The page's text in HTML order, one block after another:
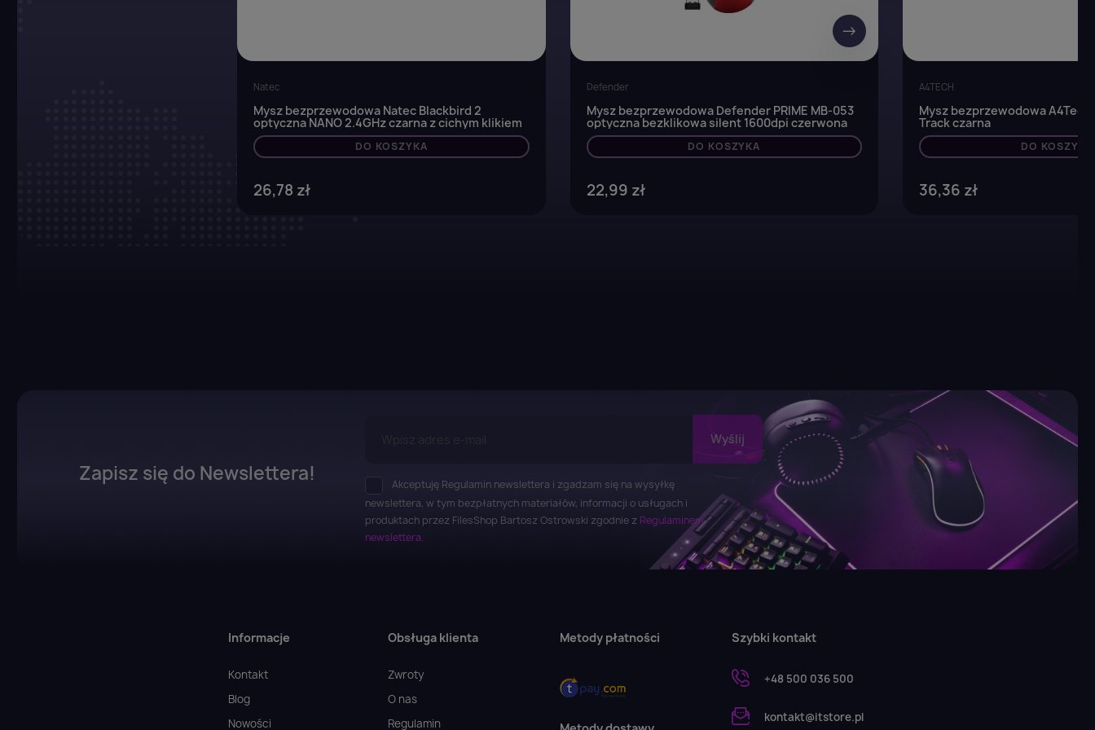
Natec
Mysz bezprzewodowa Natec Blackbird 2
optyczna NANO 2.4GHz czarna z cichym klikiem
DO KOSZYKA
26,78 zł
Defender
Mysz bezprzewodowa Defender PRIME MB-053
optyczna bezklikowa silent 1600dpi czerwona
DO KOSZYKA
22,99 zł
A4TECH
Mysz bezprzewodowa A4Tech
Track czarna
DO KOSZYKA
36,36 zł
→
Zapisz się do Newslettera!
Akceptuję Regulamin newslettera i zgadzam się na wysyłkę
newslettera, w tym bezpłatnych materiałów, informacji o usługach i
produktach przez FilesShop Bartosz Ostrowski zgodnie z Regulaminem
newslettera.
Informacje
Kontakt
Blog
Nowości
Obsługa klienta
Zwroty
O nas
Regulamin
Metody płatności Szybki kontakt
+48 500 036 500
kontakt@itstore.pl